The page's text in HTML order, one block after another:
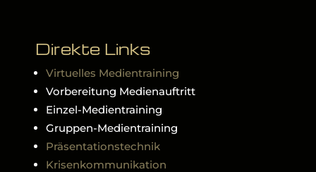
Direkte Links
Virtuelles Medientraining
Vorbereitung Medienauftritt
Einzel-Medientraining
Gruppen-Medientraining
Präsentationstechnik
Krisenkommunikation